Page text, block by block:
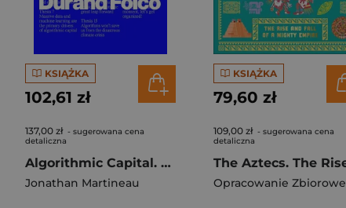
KSIĄŻKA
102,61 zł
137,00 zł - sugerowana cena
detaliczna
Algorithmic Capital. Resistance in the Age of Artificial Intelligence
Jonathan Martineau
KSIĄŻKA
79,60 zł
109,00 zł - sugerowana cena
detaliczna
Opracowanie Zbiorowe